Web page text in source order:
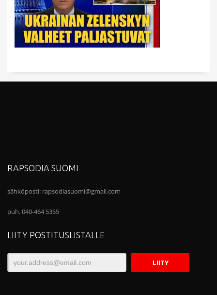
RAPSODIA SUOMI
sähköposti: rapsodiasuomi@gmail.com
puh. 040-464 5355
LIITY POSTITUSLISTALLE